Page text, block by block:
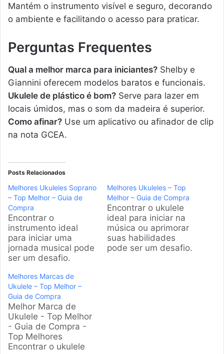
Mantém o instrumento visível e seguro, decorando
o ambiente e facilitando o acesso para praticar.
Perguntas Frequentes
Qual a melhor marca para iniciantes? Shelby e
Giannini oferecem modelos baratos e funcionais.
Ukulele de plástico é bom? Serve para lazer em
locais úmidos, mas o som da madeira é superior.
Como afinar? Use um aplicativo ou afinador de clip
na nota GCEA.
Posts Relacionados
Melhores Ukuleles Soprano
– Top Melhor – Guia de
Compra
Encontrar o
instrumento ideal
para iniciar uma
jornada musical pode
ser um desafio.
analisou os principais
modelos de ukuleles
soprano disponíveis
no Brasil, focando em
qualidade sonora,
construção e custo-
benefício para guiar
sua escolha de forma
Melhores Ukuleles – Top
Melhor – Guia de Compra
Encontrar o ukulele
ideal para iniciar na
música ou aprimorar
suas habilidades
pode ser um desafio.
Melhores Marcas de
Ukulele – Top Melhor –
Guia de Compra
Melhor Marca de
Ukulele - Top Melhor
- Guia de Compra -
Top Melhores
Encontrar o ukulele